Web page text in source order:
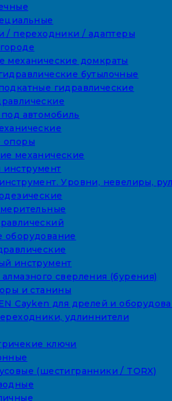
/ переходники / адаптеры
механические домкраты
бутылочные
гидравлические
автомобиль
опоры
механические
Уровни, невелиры,
оборудование
инструмент
сверления (бурения)
и станины
Cayken для дрелей и
удлиннители
ключи
(шестигранники / TORX)